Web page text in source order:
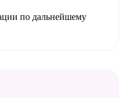
по дальнейшему